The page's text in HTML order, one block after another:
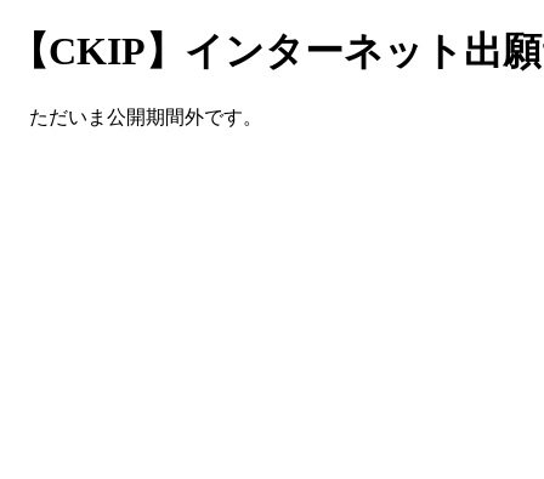
【CKIP】インターネット出
ただいま公開期間外です。